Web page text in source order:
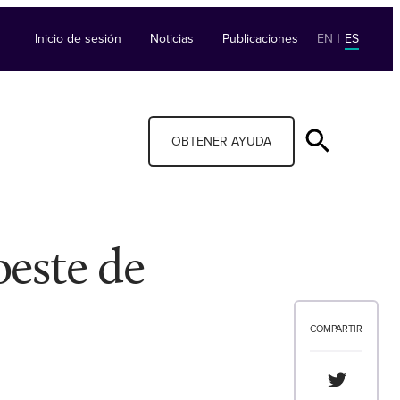
Inicio de sesión Noticias Publicaciones EN | ES
OBTENER AYUDA
COMPARTIR
de